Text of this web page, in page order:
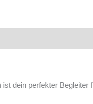
ist dein perfekter Begleiter